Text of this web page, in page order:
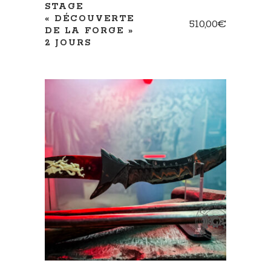
STAGE
« DÉCOUVERTE
DE LA FORGE »
2 JOURS
510,00€
AJOUTER AU PANIER